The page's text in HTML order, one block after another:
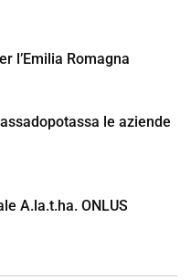
l’Emilia Romagna
le aziende
A.la.t.ha. ONLUS